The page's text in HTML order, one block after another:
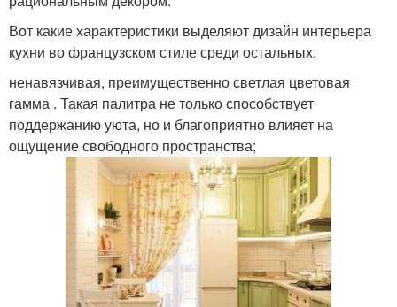
Вот какие характеристики выделяют дизайн интерьера
кухни во французском стиле среди остальных:
ненавязчивая, преимущественно светлая цветовая
гамма . Такая палитра не только способствует
поддержанию уюта, но и благоприятно влияет на
ощущение свободного пространства;